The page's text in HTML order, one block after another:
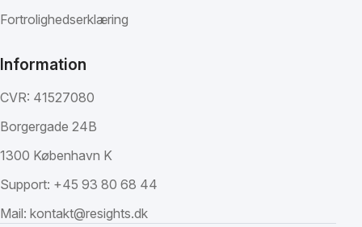
Fortrolighedserklæring
Information
CVR: 41527080
Borgergade 24B
1300 København K
Support: +45 93 80 68 44
Mail: kontakt@resights.dk